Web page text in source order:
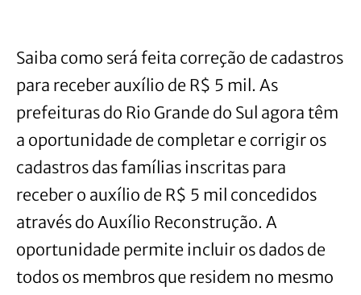
Saiba como será feita correção de cadastros
para receber auxílio de R$ 5 mil. As
prefeituras do Rio Grande do Sul agora têm
a oportunidade de completar e corrigir os
cadastros das famílias inscritas para
receber o auxílio de R$ 5 mil concedidos
através do Auxílio Reconstrução. A
oportunidade permite incluir os dados de
todos os membros que residem no mesmo